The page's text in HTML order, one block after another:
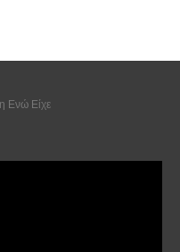
Ενώ Είχε